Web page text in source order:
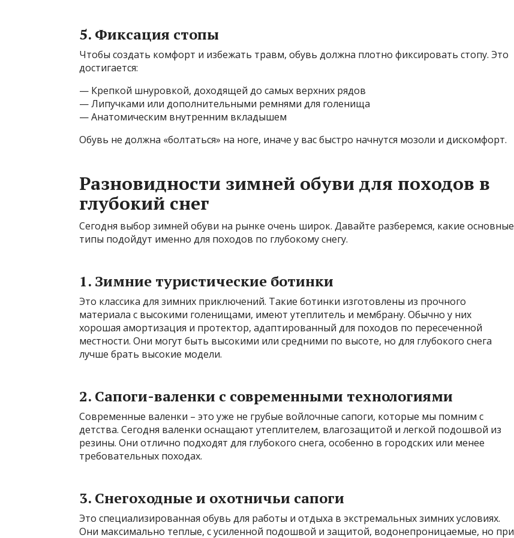
5. Фиксация стопы
Чтобы создать комфорт и избежать травм, обувь должна плотно фиксировать стопу. Это
достигается:
— Крепкой шнуровкой, доходящей до самых верхних рядов
— Липучками или дополнительными ремнями для голенища
— Анатомическим внутренним вкладышем
Обувь не должна «болтаться» на ноге, иначе у вас быстро начнутся мозоли и дискомфорт.
Разновидности зимней обуви для походов в
глубокий снег
Сегодня выбор зимней обуви на рынке очень широк. Давайте разберемся, какие основные
типы подойдут именно для походов по глубокому снегу.
1. Зимние туристические ботинки
Это классика для зимних приключений. Такие ботинки изготовлены из прочного
материала с высокими голенищами, имеют утеплитель и мембрану. Обычно у них
хорошая амортизация и протектор, адаптированный для походов по пересеченной
местности. Они могут быть высокими или средними по высоте, но для глубокого снега
лучше брать высокие модели.
2. Сапоги-валенки с современными технологиями
Современные валенки – это уже не грубые войлочные сапоги, которые мы помним с
детства. Сегодня валенки оснащают утеплителем, влагозащитой и легкой подошвой из
резины. Они отлично подходят для глубокого снега, особенно в городских или менее
требовательных походах.
3. Снегоходные и охотничьи сапоги
Это специализированная обувь для работы и отдыха в экстремальных зимних условиях.
Они максимально теплые, с усиленной подошвой и защитой, водонепроницаемые, но при